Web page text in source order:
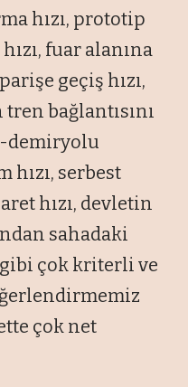
hızı, prototip
fuar alanına
geçiş hızı,
bağlantısını
demiryolu
hızı, serbest
hızı, devletin
sahadaki
gibi çok kriterli ve
çok net